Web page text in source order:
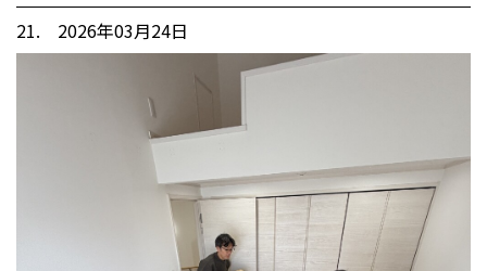
21. 2026年03月24日